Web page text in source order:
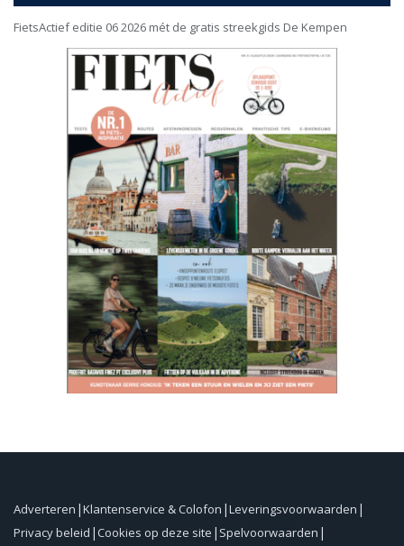
FietsActief editie 06 2026 mét de gratis streekgids De Kempen
Adverteren Klantenservice & Colofon Leveringsvoorwaarden
Privacy beleid Cookies op deze site Spelvoorwaarden